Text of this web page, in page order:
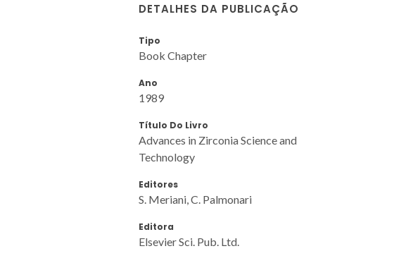
DETALHES DA PUBLICAÇÃO
Tipo
Book Chapter
Ano
1989
Título Do Livro
Advances in Zirconia Science and
Technology
Editores
S. Meriani, C. Palmonari
Editora
Elsevier Sci. Pub. Ltd.